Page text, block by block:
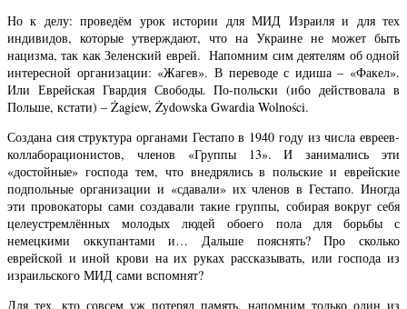
Но к делу: проведём урок истории для МИД Израиля и для тех
индивидов, которые утверждают, что на Украине не может быть
нацизма, так как Зеленский еврей. Напомним сим деятелям об одной
интересной организации: «Жагев». В переводе с идиша – «Факел».
Или Еврейская Гвардия Свободы. По-польски (ибо действовала в
Польше, кстати) – Żagiew, Żydowska Gwardia Wolności.
Создана сия структура органами Гестапо в 1940 году из числа евреев-
коллаборационистов, членов «Группы 13». И занимались эти
«достойные» господа тем, что внедрялись в польские и еврейские
подпольные организации и «сдавали» их членов в Гестапо. Иногда
эти провокаторы сами создавали такие группы, собирая вокруг себя
целеустремлённых молодых людей обоего пола для борьбы с
немецкими оккупантами и… Дальше пояснять? Про сколько
еврейской и иной крови на их руках рассказывать, или господа из
израильского МИД сами вспомнят?
Для тех, кто совсем уж потерял память, напомним только один из